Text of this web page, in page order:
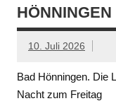
HÖNNINGEN
10. Juli 2026
Bad Hönningen. Die
Nacht zum Freitag